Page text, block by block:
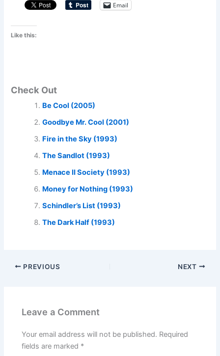
Email
Like this:
Check Out
Be Cool (2005)
Goodbye Mr. Cool (2001)
Fire in the Sky (1993)
The Sandlot (1993)
Menace II Society (1993)
Money for Nothing (1993)
Schindler’s List (1993)
The Dark Half (1993)
PREVIOUS NEXT
Leave a Comment
Your email address will not be published. Required
fields are marked *